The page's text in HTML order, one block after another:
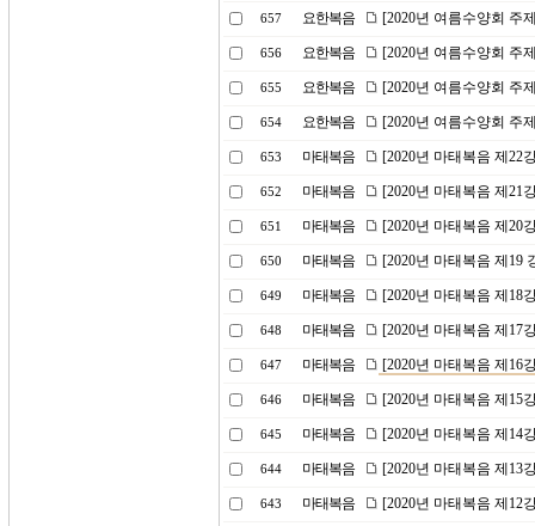
657 요한복음 [2020년 여름수양회 주
656 요한복음 [2020년 여름수양회 주
655 요한복음 [2020년 여름수양회 주
654 요한복음 [2020년 여름수양회 주
653 마태복음 [2020년 마태복음 제22
652 마태복음 [2020년 마태복음 제21
651 마태복음 [2020년 마태복음 제20
650 마태복음 [2020년 마태복음 제19
649 마태복음 [2020년 마태복음 제18
648 마태복음 [2020년 마태복음 제17
647 마태복음 [2020년 마태복음 제16
646 마태복음 [2020년 마태복음 제15
645 마태복음 [2020년 마태복음 제14
644 마태복음 [2020년 마태복음 제13
643 마태복음 [2020년 마태복음 제12